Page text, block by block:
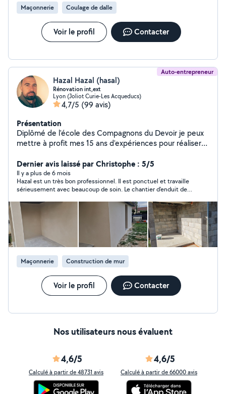
Maçonnerie Coulage de dalle
Voir le profil Contacter
Auto-entrepreneur
Hazal Hazal (hasal)
Rénovation int,ext
Lyon (Joliot Curie-Les Acqueducs)
4,7/5 (99 avis)
Présentation
Diplômé de l'école des Compagnons du Devoir je peux
mettre à profit mes 15 ans d'expériences pour réaliser
intérieure et extérieure. N'hésitez pas à me contacter
pour toute vos renovations email ou mon tel
Dernier avis laissé par Christophe : 5/5
Il y a plus de 6 mois
Hazal est un très bon professionnel. Il est ponctuel et travaille
sérieusement avec beaucoup de soin. Le chantier d'enduit de
Maçonnerie Construction de mur
Voir le profil Contacter
Nos utilisateurs nous évaluent
4,6/5
Calculé à partir de 48731 avis
4,6/5
Calculé à partir de 66000 avis